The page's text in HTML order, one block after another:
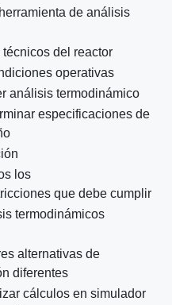
de análisis
del reactor
operativas
análisis termodinámico
especificaciones de
los
que debe cumplir
termodinámicos
alternativas de
diferentes
cálculos en simulador